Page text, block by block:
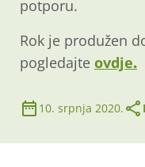
potporu.
Rok je produžen
pogledajte ovdje.
10. srpnja 2020.